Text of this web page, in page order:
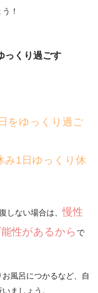
！
っくり過ごす
をゆっくり過ご
み1日ゆっくり休
しない場合は、慢性
性があるから で
風呂につかるなど、自
ましょう。